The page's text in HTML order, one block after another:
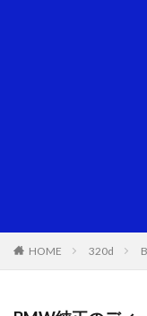
HOME 320d